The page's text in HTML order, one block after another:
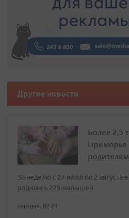
Другие новости
Более 2,5
Приморье
За неделю с 27 июля по 2 августа
родились 229 малышей
сегодня, 02:24